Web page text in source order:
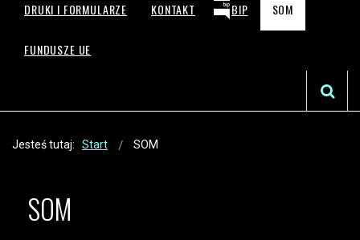
DRUKI I FORMULARZE KONTAKT BIP SOM
FUNDUSZE UE
Jesteś tutaj: Start SOM
SOM